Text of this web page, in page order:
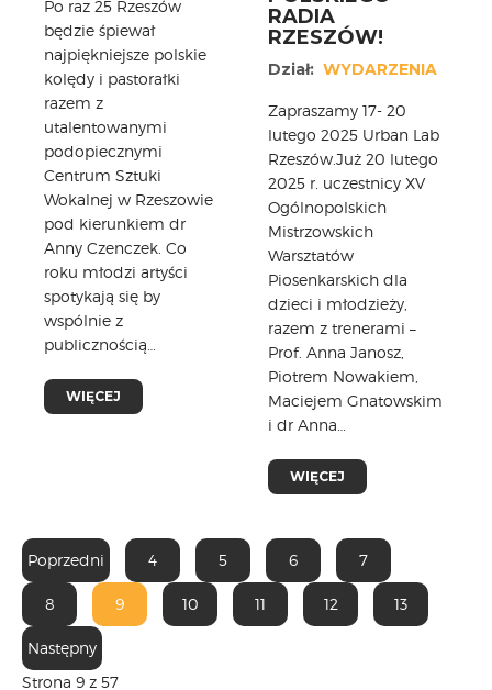
Po raz 25 Rzeszów
będzie śpiewał
najpiękniejsze polskie
kolędy i pastorałki
razem z
utalentowanymi
podopiecznymi
Centrum Sztuki
Wokalnej w Rzeszowie
pod kierunkiem dr
Anny Czenczek. Co
roku młodzi artyści
spotykają się by
wspólnie z
publicznością…
WIĘCEJ
RADIA
RZESZÓW!
Dział: WYDARZENIA
Zapraszamy 17- 20
lutego 2025 Urban Lab
Rzeszów.Już 20 lutego
2025 r. uczestnicy XV
Ogólnopolskich
Mistrzowskich
Warsztatów
Piosenkarskich dla
dzieci i młodzieży,
razem z trenerami –
Prof. Anna Janosz,
Piotrem Nowakiem,
Maciejem Gnatowskim
i dr Anna…
WIĘCEJ
Poprzedni 4 5 6 7
8 9 10 11 12 13
Następny
Strona 9 z 57